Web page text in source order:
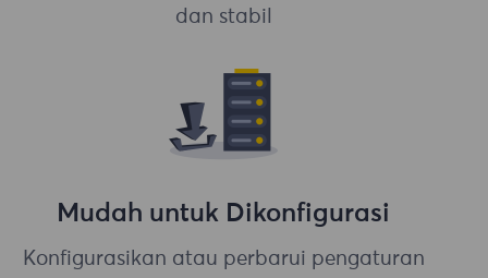
dan stabil
Mudah untuk Dikonfigurasi
Konfigurasikan atau perbarui pengaturan